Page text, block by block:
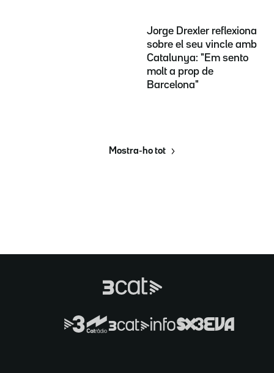
Jorge Drexler reflexiona
sobre el seu vincle amb
Catalunya: "Em sento
molt a prop de
Barcelona"
Mostra-ho tot